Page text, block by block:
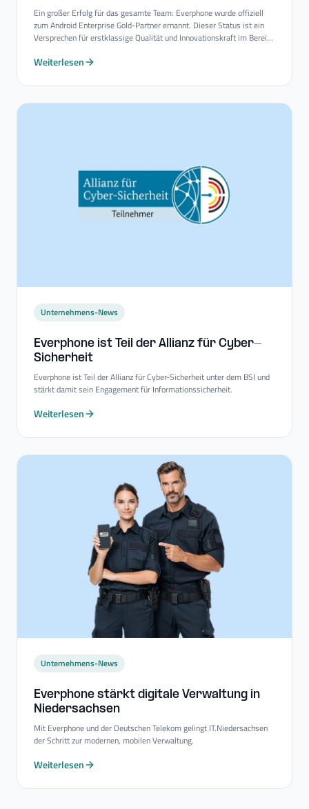
Ein großer Erfolg für das gesamte Team: Everphone wurde offiziell
zum Android Enterprise Gold-Partner ernannt. Dieser Status ist ein
Versprechen für erstklassige Qualität und Innovationskraft im Bereich
Weiterlesen
Unternehmens-News
Everphone ist Teil der Allianz für Cyber-​
Sicherheit
Everphone ist Teil der Allianz für Cyber-Sicherheit unter dem BSI und
stärkt damit sein Engagement für Informationssicherheit.
Weiterlesen
Unternehmens-News
Everphone stärkt digitale Verwaltung in
Niedersachsen
Mit Everphone und der Deutschen Telekom gelingt IT.Niedersachsen
der Schritt zur modernen, mobilen Verwaltung.
Weiterlesen